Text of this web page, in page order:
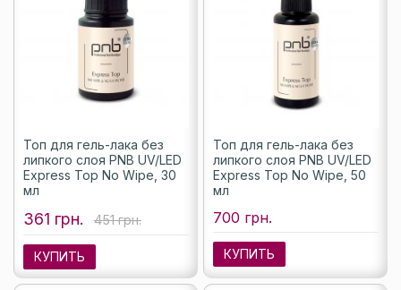
Топ для гель-лака без
липкого слоя PNB UV/LED
Express Top No Wipe, 30
мл
361 грн. 451 грн.
КУПИТЬ
Топ для гель-лака без
липкого слоя PNB UV/LED
Express Top No Wipe, 50
мл
700 грн.
КУПИТЬ